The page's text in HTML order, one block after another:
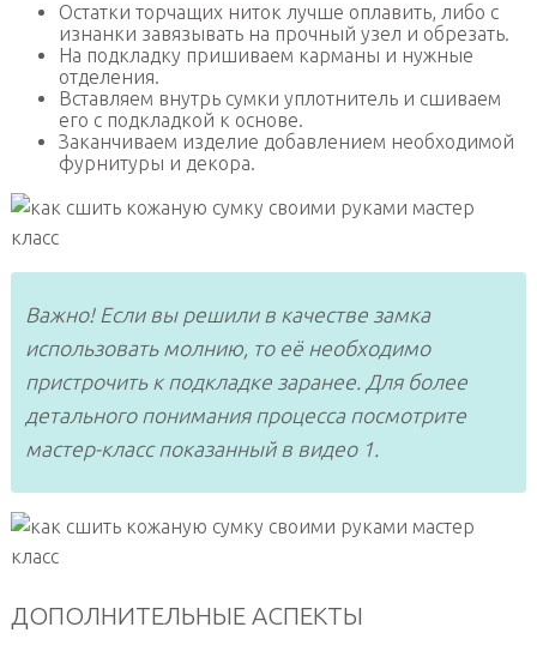
Остатки торчащих ниток лучше оплавить, либо с
изнанки завязывать на прочный узел и обрезать.
На подкладку пришиваем карманы и нужные
отделения.
Вставляем внутрь сумки уплотнитель и сшиваем
его с подкладкой к основе.
Заканчиваем изделие добавлением необходимой
фурнитуры и декора.
Важно! Если вы решили в качестве замка
использовать молнию, то её необходимо
пристрочить к подкладке заранее. Для более
детального понимания процесса посмотрите
мастер-класс показанный в видео 1.
ДОПОЛНИТЕЛЬНЫЕ АСПЕКТЫ